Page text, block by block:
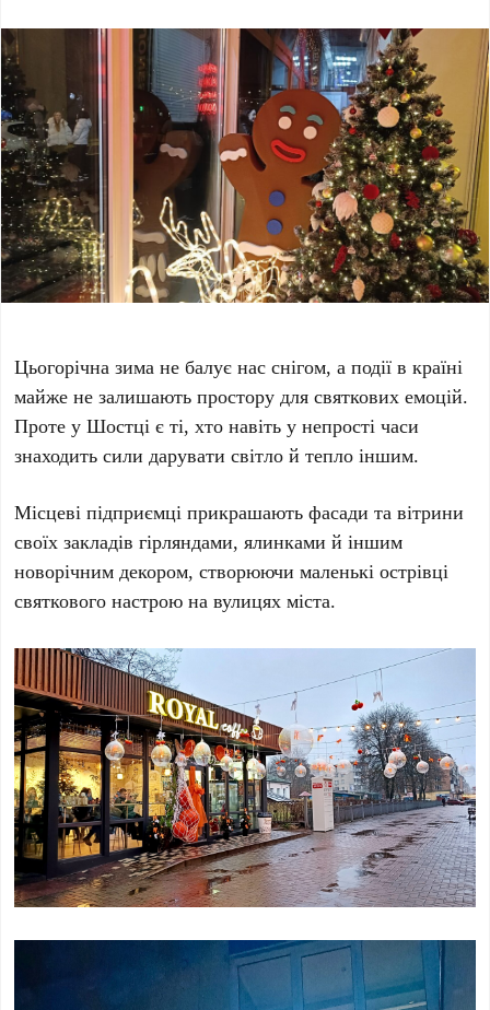
Цьогорічна зима не балує нас снігом, а події в країні
майже не залишають простору для святкових емоцій.
Проте у Шостці є ті, хто навіть у непрості часи
знаходить сили дарувати світло й тепло іншим.
Місцеві підприємці прикрашають фасади та вітрини
своїх закладів гірляндами, ялинками й іншим
новорічним декором, створюючи маленькі острівці
святкового настрою на вулицях міста.